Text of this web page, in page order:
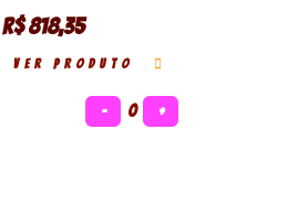
R$ 818,35
VER PRODUTO
− 0 +